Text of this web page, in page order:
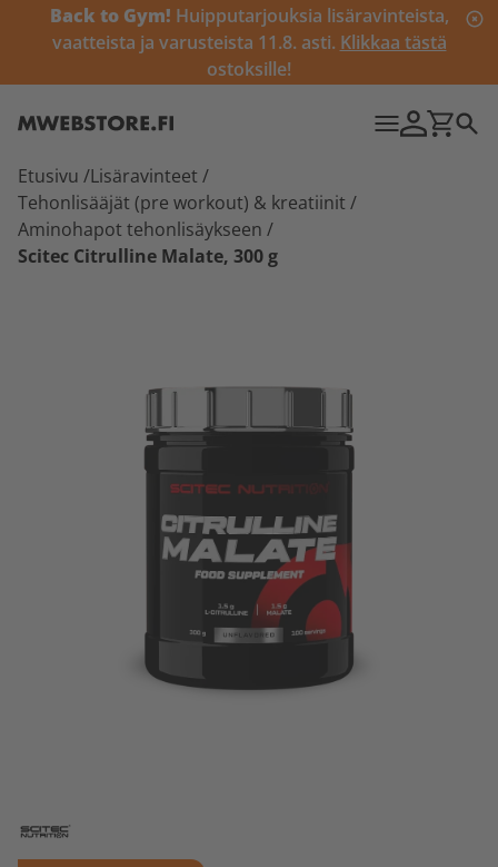
Back to Gym! Huipputarjouksia lisäravinteista,
vaatteista ja varusteista 11.8. asti. Klikkaa tästä
ostoksille!
Etusivu /Lisäravinteet /
Tehonlisääjät (pre workout) & kreatiinit /
Aminohapot tehonlisäykseen /
Scitec Citrulline Malate, 300 g